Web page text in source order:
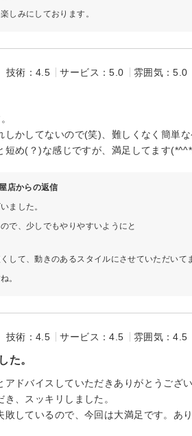
しみにしております。
技術：4.5 サービス：5.0 雰囲気：5.0
しかしてないので(笑)、難しくなく簡単
短め(？)な感じですが、満足してます
店からの返信
ました。
で、少しでもやりやすいようにと
して、動きのあるスタイルにさせていただいて
。
技術：4.5 サービス：4.5 雰囲気：4.5
た。
ドバイスしていただきありがとうござい
、スッキリしました。
敗しているので、今回は大満足です。あ